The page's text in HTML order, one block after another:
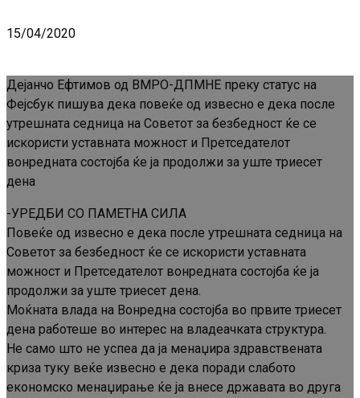
15/04/2020
Дејанчо Ефтимов од ВМРО-ДПМНЕ преку статус на
Фејсбук пишува дека повеќе од извесно е дека после
утрешната седница на Советот за безбедност ќе се
искористи уставната можност и Претседателот
вонредната состојба ќе ја продолжи за уште триесет
дена
-УРЕДБИ СО ПАМЕТНА СИЛА
Повеќе од извесно е дека после утрешната седница на
Советот за безбедност ќе се искористи уставната
можност и Претседателот вонредната состојба ќе ја
продолжи за уште триесет дена.
Моќната влада на Вонредна состојба во првите триесет
дена работеше во интерес на владеачката структура.
Не само што не успеа да ја менаџира здравствената
криза туку веќе извесно е дека поради слабото
економско менаџирање ќе ја внесе државата во друга